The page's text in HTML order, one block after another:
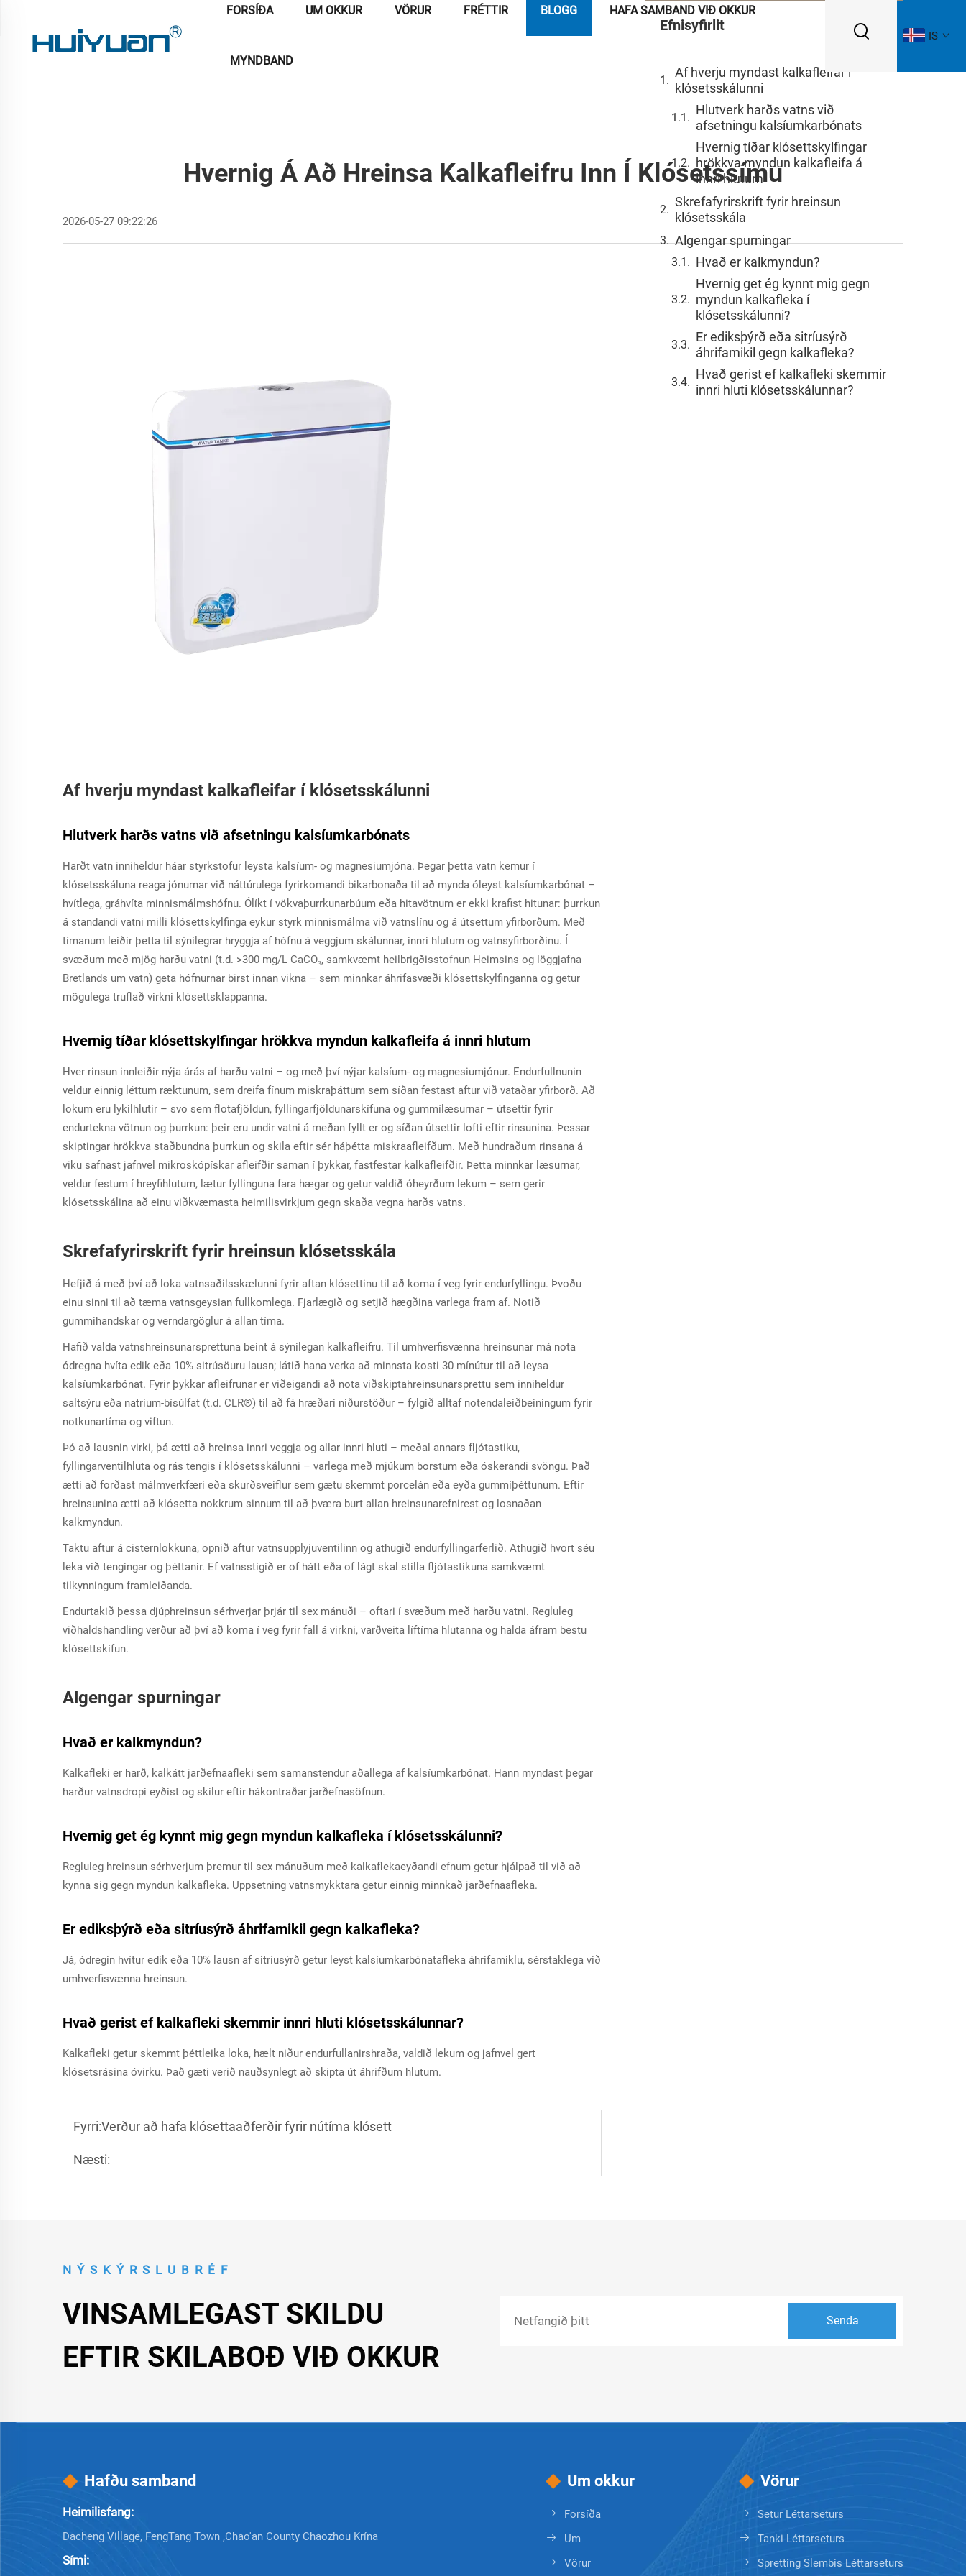
FORSÍÐA UM OKKUR VÖRUR FRÉTTIR BLOGG HAFA SAMBAND VIÐ OKKUR
MYNDBAND
IS
Hvernig Á Að Hreinsa Kalkafleifru Inn Í Klósetssímu
2026-05-27 09:22:26
Af hverju myndast kalkafleifar í klósetsskálunni
Hlutverk harðs vatns við afsetningu kalsíumkarbónats
Harðt vatn inniheldur háar styrkstofur leysta kalsíum- og magnesiumjóna. Þegar þetta vatn kemur í
klósetsskáluna reaga jónurnar við náttúrulega fyrirkomandi bikarbonaða til að mynda óleyst kalsíumkarbónat –
hvítlega, gráhvíta minnismálmshófnu. Ólíkt í vökvaþurrkunarbúum eða hitavötnum er ekki krafist hitunar: þurrkun
á standandi vatni milli klósettskylfinga eykur styrk minnismálma við vatnslínu og á útsettum yfirborðum. Með
tímanum leiðir þetta til sýnilegrar hryggja af hófnu á veggjum skálunnar, innri hlutum og vatnsyfirborðinu. Í
svæðum með mjög harðu vatni (t.d. >300 mg/L CaCO₃, samkvæmt heilbrigðisstofnun Heimsins og löggjafna
Bretlands um vatn) geta hófnurnar birst innan vikna – sem minnkar áhrifasvæði klósettskylfinganna og getur
mögulega truflað virkni klósettsklappanna.
Hvernig tíðar klósettskylfingar hrökkva myndun kalkafleifa á innri hlutum
Hver rinsun innleiðir nýja árás af harðu vatni – og með því nýjar kalsíum- og magnesiumjónur. Endurfullnunin
veldur einnig léttum ræktunum, sem dreifa fínum miskraþáttum sem síðan festast aftur við vataðar yfirborð. Að
lokum eru lykilhlutir – svo sem flotafjöldun, fyllingarfjöldunarskífuna og gummílæsurnar – útsettir fyrir
endurtekna vötnun og þurrkun: þeir eru undir vatni á meðan fyllt er og síðan útsettir lofti eftir rinsunina. Þessar
skiptingar hrökkva staðbundna þurrkun og skila eftir sér háþétta miskraafleifðum. Með hundraðum rinsana á
viku safnast jafnvel mikroskópískar afleifðir saman í þykkar, fastfestar kalkafleifðir. Þetta minnkar læsurnar,
veldur festum í hreyfihlutum, lætur fyllinguna fara hægar og getur valdið óheyrðum lekum – sem gerir
klósetsskálina að einu viðkvæmasta heimilisvirkjum gegn skaða vegna harðs vatns.
Skrefafyrirskrift fyrir hreinsun klósetsskála
Hefjið á með því að loka vatnsaðilsskælunni fyrir aftan klósettinu til að koma í veg fyrir endurfyllingu. Þvoðu
einu sinni til að tæma vatnsgeysian fullkomlega. Fjarlægið og setjið hægðina varlega fram af. Notið
gummihandskar og verndargöglur á allan tíma.
Hafið valda vatnshreinsunarsprettuna beint á sýnilegan kalkafleifru. Til umhverfisvænna hreinsunar má nota
ódregna hvíta edik eða 10% sitrúsöuru lausn; látið hana verka að minnsta kosti 30 mínútur til að leysa
kalsíumkarbónat. Fyrir þykkar afleifrunar er viðeigandi að nota viðskiptahreinsunarsprettu sem inniheldur
saltsýru eða natrium-bísúlfat (t.d. CLR®) til að fá hræðari niðurstöður – fylgið alltaf notendaleiðbeiningum fyrir
notkunartíma og viftun.
Þó að lausnin virki, þá ætti að hreinsa innri veggja og allar innri hluti – meðal annars fljótastiku,
fyllingarventilhluta og rás tengis í klósetsskálunni – varlega með mjúkum borstum eða óskerandi svöngu. Það
ætti að forðast málmverkfæri eða skurðsveiflur sem gætu skemmt porcelán eða eyða gummíþéttunum. Eftir
hreinsunina ætti að klósetta nokkrum sinnum til að þværa burt allan hreinsunarefnirest og losnaðan
kalkmyndun.
Taktu aftur á cisternlokkuna, opnið aftur vatnsupplyjuventilinn og athugið endurfyllingarferlið. Athugið hvort séu
leka við tengingar og þéttanir. Ef vatnsstigið er of hátt eða of lágt skal stilla fljótastikuna samkvæmt
tilkynningum framleiðanda.
Endurtakið þessa djúphreinsun sérhverjar þrjár til sex mánuði – oftari í svæðum með harðu vatni. Regluleg
viðhaldshandling verður að því að koma í veg fyrir fall á virkni, varðveita líftíma hlutanna og halda áfram bestu
klósettskífun.
Algengar spurningar
Hvað er kalkmyndun?
Kalkafleki er harð, kalkátt jarðefnaafleki sem samanstendur aðallega af kalsíumkarbónat. Hann myndast þegar
harður vatnsdropi eyðist og skilur eftir hákontraðar jarðefnasöfnun.
Hvernig get ég kynnt mig gegn myndun kalkafleka í klósetsskálunni?
Regluleg hreinsun sérhverjum þremur til sex mánuðum með kalkaflekaeyðandi efnum getur hjálpað til við að
kynna sig gegn myndun kalkafleka. Uppsetning vatnsmykktara getur einnig minnkað jarðefnaafleka.
Er ediksþýrð eða sitríusýrð áhrifamikil gegn kalkafleka?
Já, ódregin hvítur edik eða 10% lausn af sitríusýrð getur leyst kalsíumkarbónatafleka áhrifamiklu, sérstaklega við
umhverfisvænna hreinsun.
Hvað gerist ef kalkafleki skemmir innri hluti klósetsskálunnar?
Kalkafleki getur skemmt þéttleika loka, hælt niður endurfullanirshraða, valdið lekum og jafnvel gert
klósetsrásina óvirku. Það gæti verið nauðsynlegt að skipta út áhrifðum hlutum.
Fyrri:Verður að hafa klósettaaðferðir fyrir nútíma klósett
Næsti:
Efnisyfirlit
Af hverju myndast kalkafleifar í
klósetsskálunni
Hlutverk harðs vatns við
afsetningu kalsíumkarbónats
Hvernig tíðar klósettskylfingar
hrökkva myndun kalkafleifa á
innri hlutum
Skrefafyrirskrift fyrir hreinsun
klósetsskála
Algengar spurningar
Hvað er kalkmyndun?
Hvernig get ég kynnt mig gegn
myndun kalkafleka í
klósetsskálunni?
Er ediksþýrð eða sitríusýrð
áhrifamikil gegn kalkafleka?
Hvað gerist ef kalkafleki skemmir
innri hluti klósetsskálunnar?
NÝSKÝRSLUBRÉF
VINSAMLEGAST SKILDU
EFTIR SKILABOÐ VIÐ OKKUR
Hafðu samband
Heimilisfang:
Dacheng Village, FengTang Town ,Chao'an County Chaozhou Krína
Sími:
Um okkur
Forsíða
Um
Vörur
Vörur
Setur Léttarseturs
Tanki Léttarseturs
Spretting Slembis Léttarseturs